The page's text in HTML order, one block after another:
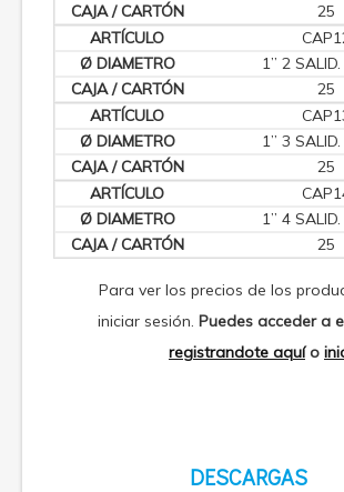
25
1” 2
25
1” 3
25
1” 4
25
Para ver los precios de los
iniciar sesión. Puedes acceder a
registrandote aquío
DESCARGAS